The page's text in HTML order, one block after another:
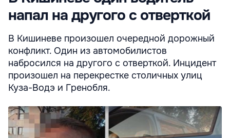
напал на другого с отверткой
В Кишиневе произошел очередной дорожный
конфликт. Один из автомобилистов
набросился на другого с отверткой. Инцидент
произошел на перекрестке столичных улиц
Куза-Водэ и Гренобля.